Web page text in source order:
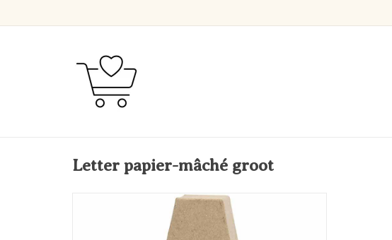
Letter papier-mâché groot